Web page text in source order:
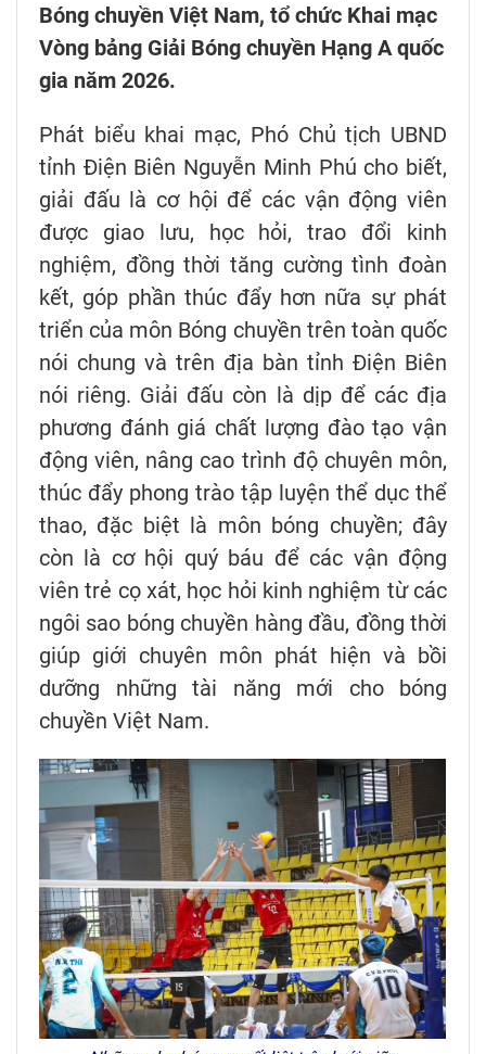
Bóng chuyền Việt Nam, tổ chức Khai mạc
Vòng bảng Giải Bóng chuyền Hạng A quốc
gia năm 2026.
Phát biểu khai mạc, Phó Chủ tịch UBND
tỉnh Điện Biên Nguyễn Minh Phú cho biết,
giải đấu là cơ hội để các vận động viên
được giao lưu, học hỏi, trao đổi kinh
nghiệm, đồng thời tăng cường tình đoàn
kết, góp phần thúc đẩy hơn nữa sự phát
triển của môn Bóng chuyền trên toàn quốc
nói chung và trên địa bàn tỉnh Điện Biên
nói riêng. Giải đấu còn là dịp để các địa
phương đánh giá chất lượng đào tạo vận
động viên, nâng cao trình độ chuyên môn,
thúc đẩy phong trào tập luyện thể dục thể
thao, đặc biệt là môn bóng chuyền; đây
còn là cơ hội quý báu để các vận động
viên trẻ cọ xát, học hỏi kinh nghiệm từ các
ngôi sao bóng chuyền hàng đầu, đồng thời
giúp giới chuyên môn phát hiện và bồi
dưỡng những tài năng mới cho bóng
chuyền Việt Nam.